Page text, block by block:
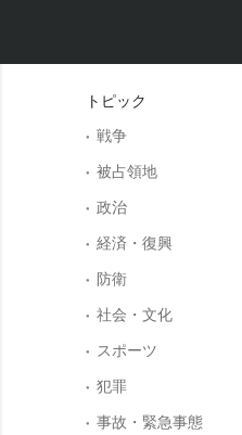
トピック
戦争
被占領地
政治
経済・復興
防衛
社会・文化
スポーツ
犯罪
事故・緊急事態